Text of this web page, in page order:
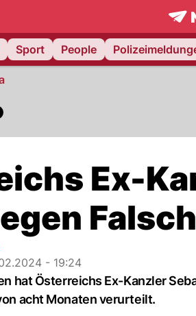
Sport People
Ex-
- 19:24
hat Österreichs Ex-Kanzler
acht Monaten verurteilt.